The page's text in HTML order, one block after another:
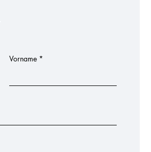
Vorname